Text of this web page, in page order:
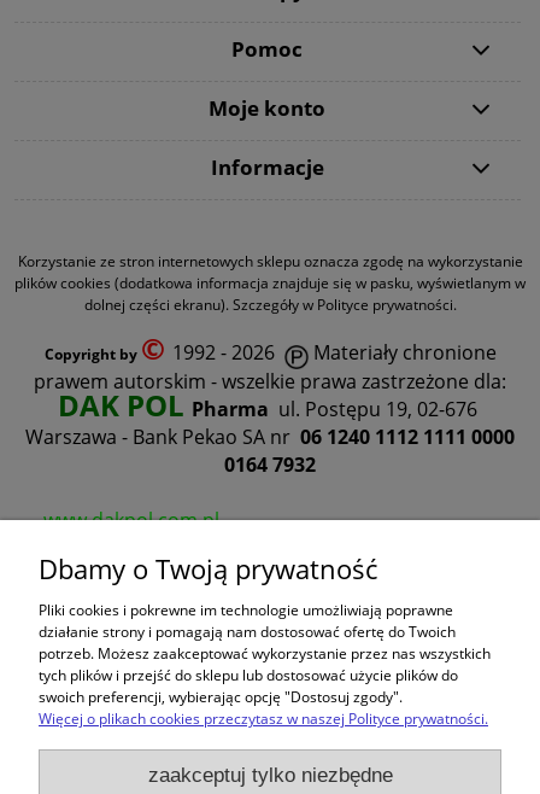
Pomoc
Moje konto
Informacje
Korzystanie ze stron internetowych sklepu oznacza zgodę na wykorzystanie
plików cookies (dodatkowa informacja znajduje się w pasku, wyświetlanym w
dolnej części ekranu). Szczegóły w Polityce prywatności.
Copyright by © 1992 - 2026
Materiały chronione
prawem autorskim - wszelkie prawa zastrzeżone dla:
DAK POL Pharma ul. Postępu 19, 02-676
Warszawa - Bank Pekao SA nr 06 1240 1112 1111 0000
0164 7932
www.dakpol.com.pl
Dbamy o Twoją prywatność
Pliki cookies i pokrewne im technologie umożliwiają poprawne
działanie strony i pomagają nam dostosować ofertę do Twoich
potrzeb. Możesz zaakceptować wykorzystanie przez nas wszystkich
tych plików i przejść do sklepu lub dostosować użycie plików do
swoich preferencji, wybierając opcję "Dostosuj zgody".
Więcej o plikach cookies przeczytasz w naszej Polityce prywatności.
zaakceptuj tylko niezbędne